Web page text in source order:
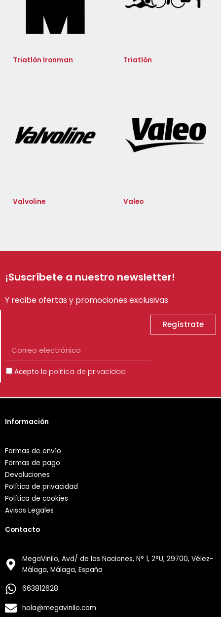
Triatlón Ironman Triatlón
Valvoline Valeo
¡Suscríbete a nuestro newsletter!
Y recibe ofertas y promociones exclusivas
electrónico
Aceptación
Acepto la política de privacidad
Regístrate
Información
Formas de envío
Formas de pago
Devoluciones
Política de privacidad
Política de cookies
Avisos Legales
Contacto
MegaVinilo, Avd/ de las Naciones, N° 1, 2°U, 29700, Vélez-
Málaga, Málaga, España
663812628
hola@megavinilo.com